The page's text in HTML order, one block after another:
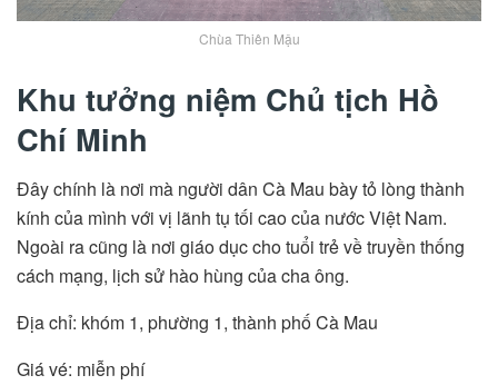
Chùa Thiên Mậu
Khu tưởng niệm Chủ tịch Hồ
Chí Minh
Đây chính là nơi mà người dân Cà Mau bày tỏ lòng thành
kính của mình với vị lãnh tụ tối cao của nước Việt Nam.
Ngoài ra cũng là nơi giáo dục cho tuổi trẻ về truyền thống
cách mạng, lịch sử hào hùng của cha ông.
Địa chỉ: khóm 1, phường 1, thành phố Cà Mau
Giá vé: miễn phí